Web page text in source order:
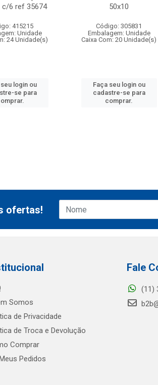
6 ref 35674
415215
Unidade
24 Unidade(s)
login ou
se para
50x10
Código: 305831
Embalagem: Unidade
Caixa Com: 20 Unidade(s)
Faça seu login ou
cadastre-se para
comprar.
ofertas!
Somos
de Privacidade
de Troca e Devolução
Comprar
Pedidos
Fale
(11)